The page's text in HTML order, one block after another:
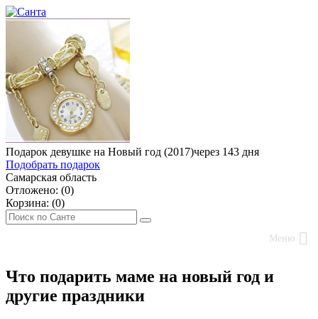
Подарок девушке на Новый год (2017)через 143 дня
Подобрать подарок
Самарская область
Отложено: (0)
Корзина: (0)
Меню
Что подарить маме на новый год и
другие праздники